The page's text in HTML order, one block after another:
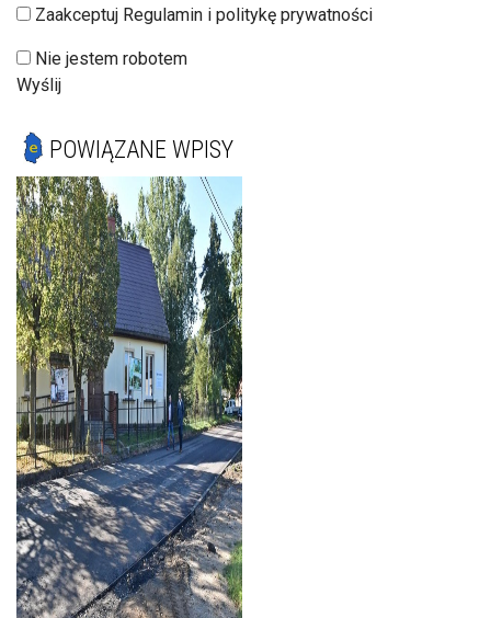
Zaakceptuj Regulamin i politykę prywatności
Nie jestem robotem
Wyślij
POWIĄZANE WPISY